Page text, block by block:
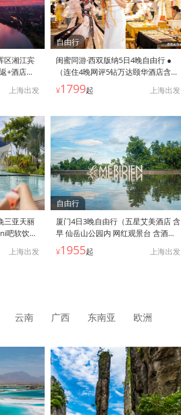
区湘江宾
+酒店临
山书院
之星摩天
里）
上海出发
自由行
闺蜜同游·西双版纳5日4晚自由行 ●
（连住4晚网评5钻万达颐华酒店含双
早+往返机票含10KG托运行李额+金
澜湄游艇套餐+下午茶+3张原照片+告
+简易妆造）
¥1799起 上海出发
三亚天丽
吧软饮
上海出发
自由行
厦门4日3晚自由行（五星艾美酒店 含
早 仙岳山公园内 网红观景台 含酒店
到市区穿梭巴士 虹桥往返早去晚回
少请一天假）
¥1955起 上海出发
云南 广西 东南亚 欧洲